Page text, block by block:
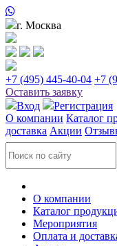
г. Москва
+7 (495) 445-40-04 +7
Оставить заявку
Вход
Регистрация
О компании Каталог
доставка Акции
О компании
Каталог
Мероприятия
Оплата и